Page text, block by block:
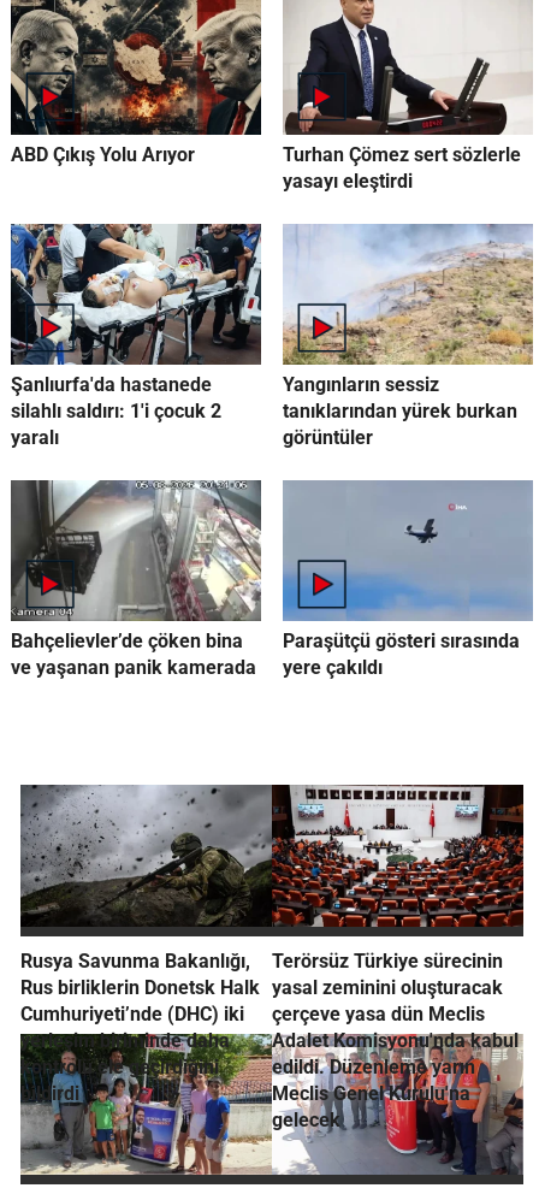
ABD Çıkış Yolu Arıyor
Turhan Çömez sert sözlerle
yasayı eleştirdi
Şanlıurfa'da hastanede
silahlı saldırı: 1'i çocuk 2
yaralı
Yangınların sessiz
tanıklarından yürek burkan
görüntüler
Bahçelievler’de çöken bina
ve yaşanan panik kamerada
Paraşütçü gösteri sırasında
yere çakıldı
Rusya Savunma Bakanlığı,
Rus birliklerin Donetsk Halk
Cumhuriyeti’nde (DHC) iki
yerleşim biriminde daha
kontrolü ele geçirdiğini
bildirdi
Terörsüz Türkiye sürecinin
yasal zeminini oluşturacak
çerçeve yasa dün Meclis
Adalet Komisyonu'nda kabul
edildi. Düzenleme yarın
Meclis Genel Kurulu'na
gelecek